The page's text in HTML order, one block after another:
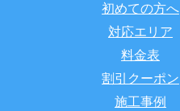
初めての方へ
対応エリア
料金表
割引クーポン
施工事例